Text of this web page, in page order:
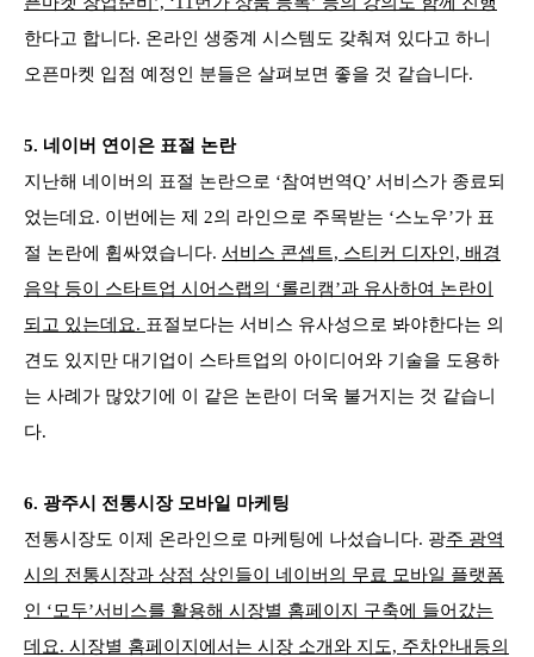
한다고 합니다. 온라인 생중계 시스템도 갖춰져 있다고 하니
오픈마켓 입점 예정인 분들은 살펴보면 좋을 것 같습니다.
5. 네이버 연이은 표절 논란
지난해 네이버의 표절 논란으로 ‘참여번역Q’ 서비스가 종료되
었는데요. 이번에는 제 2의 라인으로 주목받는 ‘스노우’가 표
절 논란에 휩싸였습니다. 서비스 콘셉트, 스티커 디자인, 배경
음악 등이 스타트업 시어스랩의 ‘롤리캠’과 유사하여 논란이
되고 있는데요. 표절보다는 서비스 유사성으로 봐야한다는 의
견도 있지만 대기업이 스타트업의 아이디어와 기술을 도용하
는 사례가 많았기에 이 같은 논란이 더욱 불거지는 것 같습니
다.
6. 광주시 전통시장 모바일 마케팅
전통시장도 이제 온라인으로 마케팅에 나섰습니다. 광주 광역
시의 전통시장과 상점 상인들이 네이버의 무료 모바일 플랫폼
인 ‘모두’서비스를 활용해 시장별 홈페이지 구축에 들어갔는
데요. 시장별 홈페이지에서는 시장 소개와 지도, 주차안내등의